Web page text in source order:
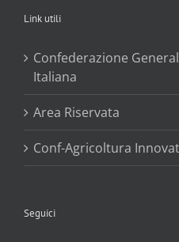
Link utili
Confederazione
Italiana
Area Riservata
Conf-Agricoltura
Seguici